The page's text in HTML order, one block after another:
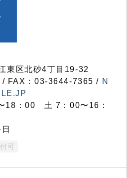
区北砂4丁目19-32
/ FAX：03-3644-7365 / N
18：00 土 7：00〜16：
可